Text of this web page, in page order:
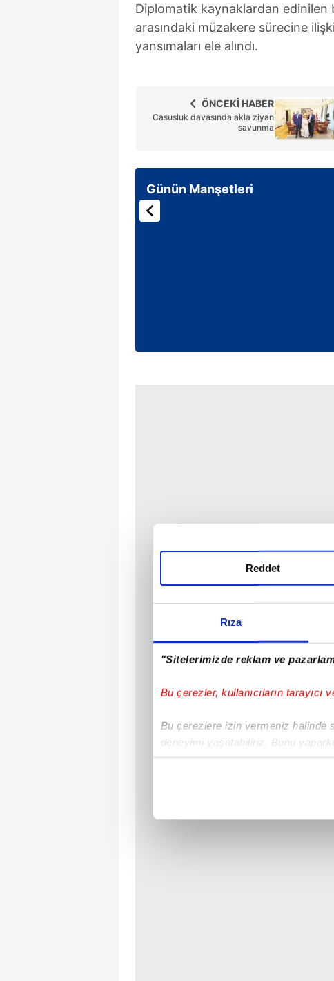
Rıza
"Sitelerimizde reklam ve
Bu çerezler, kullanıcıların tarayıcı
Bu çerezlere izin vermeniz halinde
deneyimi yaşatabiliriz. Bunu
içerikleri sunabilmek adına
Reddet
Diplomatik kaynaklardan edinilen
arasındaki müzakere sürecine
yansımaları ele alındı.
ÖNCEKİ HABER
Casusluk davasında akla ziyan
savunma
Günün Manşetleri